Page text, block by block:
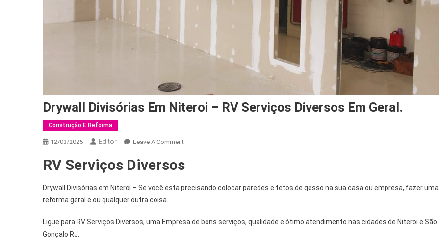
Drywall Divisórias Em Niteroi – RV Serviços Diversos Em Geral.
Construção E Reforma
12/03/2025 Editor Leave A Comment
RV Serviços Diversos
Drywall Divisórias em Niteroi – Se você esta precisando colocar paredes e tetos de gesso na sua casa ou empresa, fazer uma
reforma geral e ou qualquer outra coisa.
Ligue para RV Serviços Diversos, uma Empresa de bons serviços, qualidade e ótimo atendimento nas cidades de Niteroi e São
Gonçalo RJ.